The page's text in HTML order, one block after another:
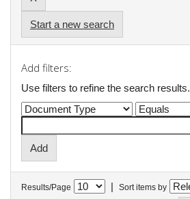
Start a new search
Add filters:
Use filters to refine the search results.
Results/Page | Sort items by